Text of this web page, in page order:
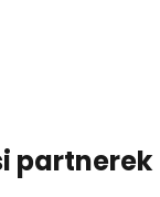
partnerek